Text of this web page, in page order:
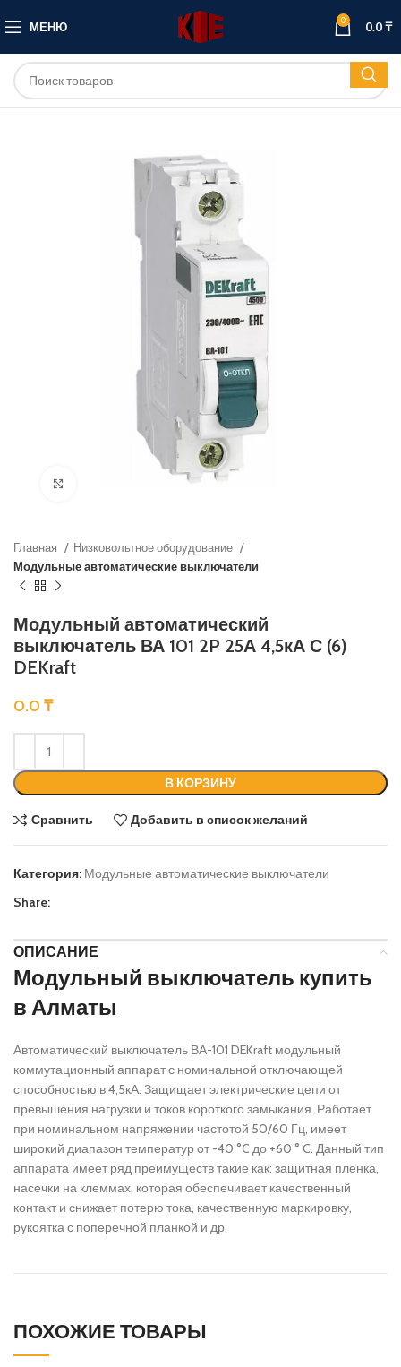
МЕНЮ 0 0.0₸
Нажмите, чтобы увеличить
Главная
Низковольтное оборудование
Модульные автоматические выключатели
Модульный автоматический
выключатель ВА 101 2P 25А 4,5кА С (6)
DEKraft
0.0 ₸
В КОРЗИНУ
Сравнить Добавить в список желаний
Категория: Модульные автоматические выключатели
Share:
ОПИСАНИЕ
Модульный выключатель купить
в Алматы
Автоматический выключатель ВА-101 DEKraft модульный
коммутационный аппарат с номинальной отключающей
способностью в 4,5кА. Защищает электрические цепи от
превышения нагрузки и токов короткого замыкания. Работает
при номинальном напряжении частотой 50/60 Гц, имеет
широкий диапазон температур от -40 °C до +60 ° C. Данный тип
аппарата имеет ряд преимуществ такие как: защитная пленка,
насечки на клеммах, которая обеспечивает качественный
контакт и снижает потерю тока, качественную маркировку,
рукоятка с поперечной планкой и др.
ПОХОЖИЕ ТОВАРЫ